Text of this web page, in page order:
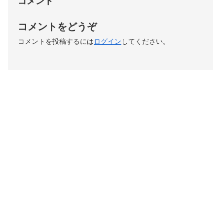
コメントをどうぞ
コメントを投稿するにはログイン してください。